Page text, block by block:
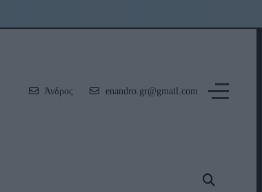
Άνδρος enandro.gr@gmail.com